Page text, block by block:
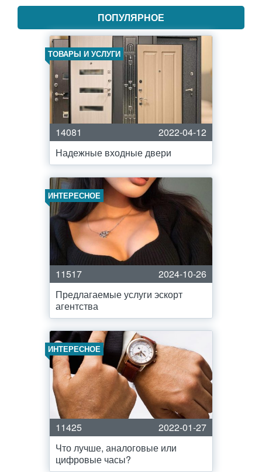
ПОПУЛЯРНОЕ
ТОВАРЫ И УСЛУГИ
14081
2022-04-12
Надежные входные двери
ИНТЕРЕСНОЕ
11517
2024-10-26
Предлагаемые услуги эскорт
агентства
ИНТЕРЕСНОЕ
11425
2022-01-27
Что лучше, аналоговые или
цифровые часы?